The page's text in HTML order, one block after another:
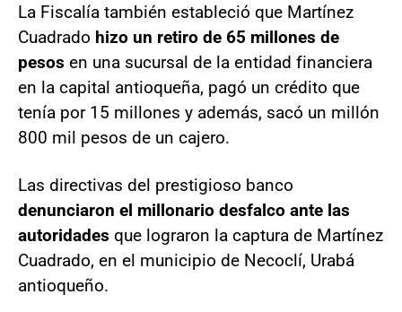
La Fiscalía también estableció que Martínez
Cuadrado hizo un retiro de 65 millones de
pesos en una sucursal de la entidad financiera
en la capital antioqueña, pagó un crédito que
tenía por 15 millones y además, sacó un millón
800 mil pesos de un cajero.
Las directivas del prestigioso banco
denunciaron el millonario desfalco ante las
autoridades que lograron la captura de Martínez
Cuadrado, en el municipio de Necoclí, Urabá
antioqueño.